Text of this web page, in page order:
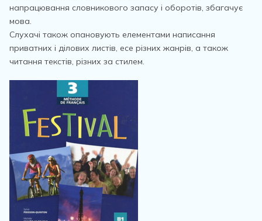
напрацювання словникового запасу і оборотів, збагачує
мова.
Слухачі також опановують елементами написання
приватних і ділових листів, есе різних жанрів, а також
читання текстів, різних за стилем.